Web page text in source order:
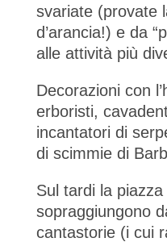
svariate (provate
d’arancia!) e da
alle attività più
Decorazioni con
erboristi,
incantatori di
di scimmie di
Sul tardi la
sopraggiungono
cantastorie (i cui